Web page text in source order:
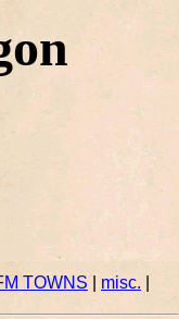
TOWNS| misc.